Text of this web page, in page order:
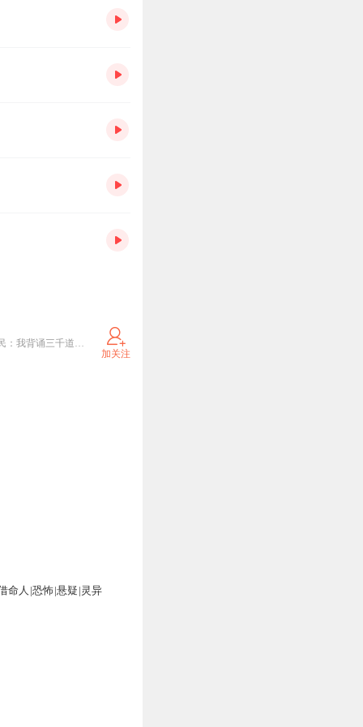
畅༼听，搜༄༅ 索：八顿 《规则怪谈：我比诡异还变态！》 《救命！不小心撩到主神怎么办？！》 《全民：我背诵三千道藏转职天师》 《我降临在矩阵宇宙》 《老弟，你是警察，不是暴徒啊》 《娘娘请开门，北镇魔司例行检查》 《风流乡情【多人有声剧】》欢迎大家搜索收听呦~~~~
加关注
命人|恐怖|悬疑|灵异